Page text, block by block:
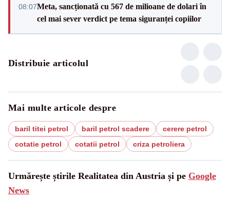
08:07Meta, sancționată cu 567 de milioane de dolari în
cel mai sever verdict pe tema siguranței copiilor
Distribuie articolul
Mai multe articole despre
baril titei petrol baril petrol scadere
cerere petrol
cotatie petrol
cotatii petrol criza petroliera
Urmărește știrile Realitatea din Austria și pe Google
News